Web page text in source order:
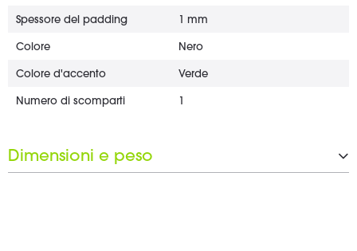
Spessore del padding 1 mm
Colore Nero
Colore d'accento Verde
Numero di scomparti
Dimensioni e peso